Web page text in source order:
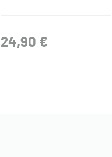
24,90 €